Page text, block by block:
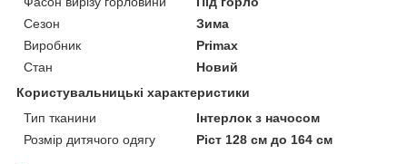
Сезон
Зима
Виробник
Primax
Стан
Новий
Користувальницькі характеристики
Тип тканини
Інтерлок з начосом
Розмір дитячого одягу
Ріст 128 см до 164 см